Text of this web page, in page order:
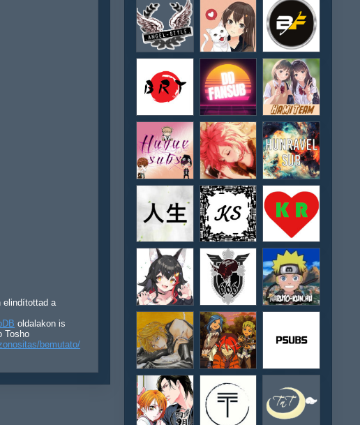
elindítottad a
oldalakon is
Tosho
bemutato/